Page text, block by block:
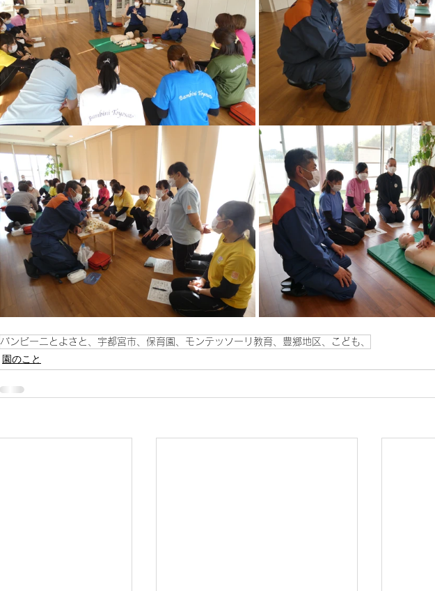
バンビーニとよさと、宇都宮市、保育園、モンテッソーリ教育、豊郷地区、こども、
園のこと